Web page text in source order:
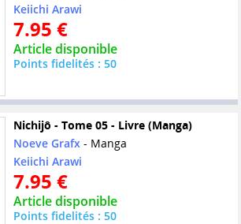
Keiichi Arawi
7.95 €
Article disponible
Points fidelités : 50
Nichijô - Tome 05 - Livre (Manga)
Noeve Grafx - Manga
Keiichi Arawi
7.95 €
Article disponible
Points fidelités : 50